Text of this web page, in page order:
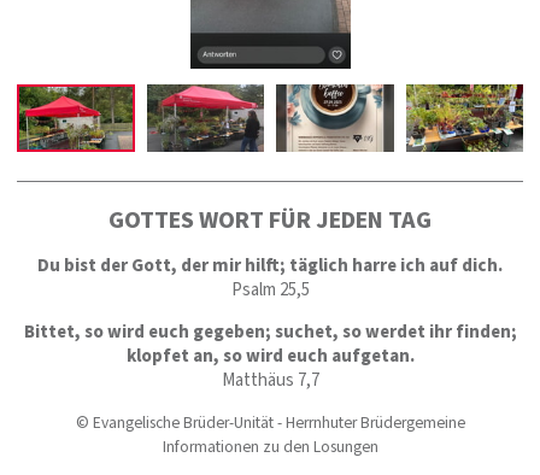
GOTTES WORT FÜR JEDEN TAG
Du bist der Gott, der mir hilft; täglich harre ich auf dich.
Psalm 25,5
Bittet, so wird euch gegeben; suchet, so werdet ihr finden;
klopfet an, so wird euch aufgetan.
Matthäus 7,7
© Evangelische Brüder-Unität - Herrnhuter Brüdergemeine
Informationen zu den Losungen